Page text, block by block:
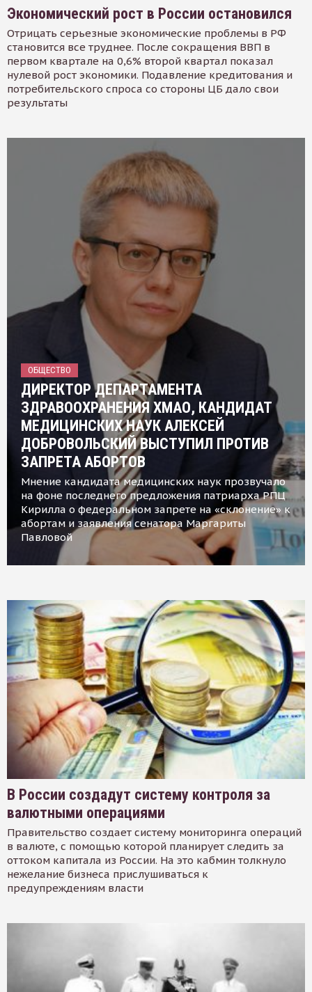
Экономический рост в России остановился
Отрицать серьезные экономические проблемы в РФ
становится все труднее. После сокращения ВВП в
первом квартале на 0,6% второй квартал показал
нулевой рост экономики. Подавление кредитования и
потребительского спроса со стороны ЦБ дало свои
результаты
ОБЩЕСТВО
ДИРЕКТОР ДЕПАРТАМЕНТА
ЗДРАВООХРАНЕНИЯ ХМАО, КАНДИДАТ
МЕДИЦИНСКИХ НАУК АЛЕКСЕЙ
ДОБРОВОЛЬСКИЙ ВЫСТУПИЛ ПРОТИВ
ЗАПРЕТА АБОРТОВ
Мнение кандидата медицинских наук прозвучало
на фоне последнего предложения патриарха РПЦ
Кирилла о федеральном запрете на «склонение» к
абортам и заявления сенатора Маргариты
Павловой
В России создадут систему контроля за
валютными операциями
Правительство создает систему мониторинга операций
в валюте, с помощью которой планирует следить за
оттоком капитала из России. На это кабмин толкнуло
нежелание бизнеса прислушиваться к
предупреждениям власти